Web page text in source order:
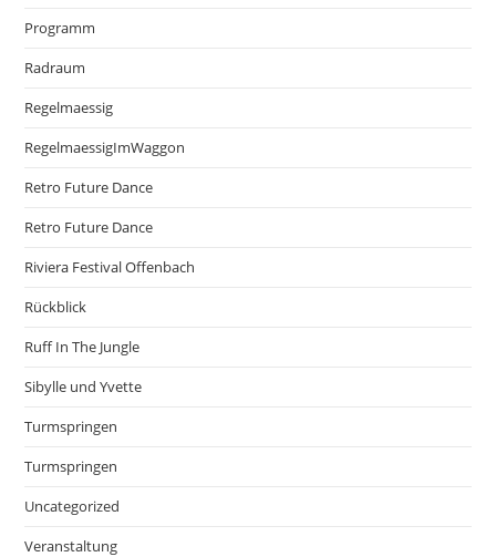
Programm
Radraum
Regelmaessig
RegelmaessigImWaggon
Retro Future Dance
Retro Future Dance
Riviera Festival Offenbach
Rückblick
Ruff In The Jungle
Sibylle und Yvette
Turmspringen
Turmspringen
Uncategorized
Veranstaltung